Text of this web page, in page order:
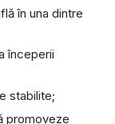
în una dintre
începerii
stabilite;
promoveze